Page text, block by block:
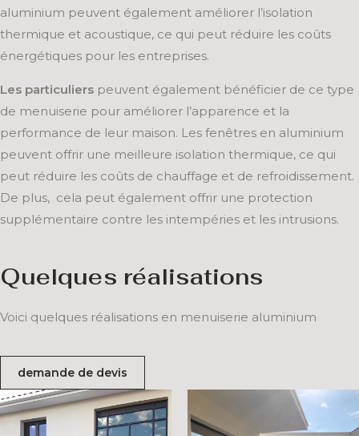
aluminium peuvent également améliorer l’isolation
thermique et acoustique, ce qui peut réduire les coûts
énergétiques pour les entreprises.
Les particuliers peuvent également bénéficier de ce type
de menuiserie pour améliorer l’apparence et la
performance de leur maison. Les fenêtres en aluminium
peuvent offrir une meilleure isolation thermique, ce qui
peut réduire les coûts de chauffage et de refroidissement.
De plus, cela peut également offrir une protection
supplémentaire contre les intempéries et les intrusions.
Quelques réalisations
Voici quelques réalisations en menuiserie aluminium
demande de devis